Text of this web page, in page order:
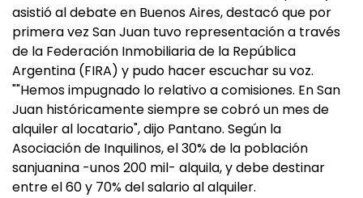
asistió al debate en Buenos Aires, destacó que por
primera vez San Juan tuvo representación a través
de la Federación Inmobiliaria de la República
Argentina (FIRA) y pudo hacer escuchar su voz.
""Hemos impugnado lo relativo a comisiones. En San
Juan históricamente siempre se cobró un mes de
alquiler al locatario", dijo Pantano. Según la
Asociación de Inquilinos, el 30% de la población
sanjuanina -unos 200 mil- alquila, y debe destinar
entre el 60 y 70% del salario al alquiler.